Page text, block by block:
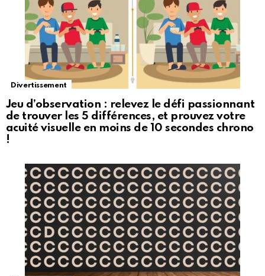
Divertissement
Jeu d’observation : relevez le défi passionnant
de trouver les 5 différences, et prouvez votre
acuité visuelle en moins de 10 secondes chrono
!